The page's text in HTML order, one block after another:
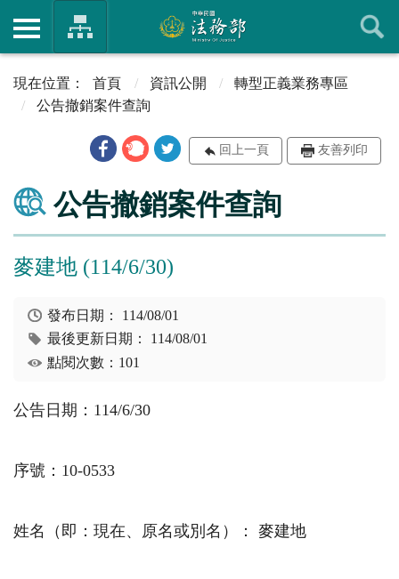
首頁 資訊公開
轉型正義業務專區
公告撤銷案件查詢
回上一頁 友善列印
公告撤銷案件查詢
麥建地 (114/6/30)
發布日期： 114/08/01
最後更新日期： 114/08/01
點閱次數：101
公告日期： 114/6/30
序號：10-0533
姓名（即：現在、原名或別名）： 麥建地